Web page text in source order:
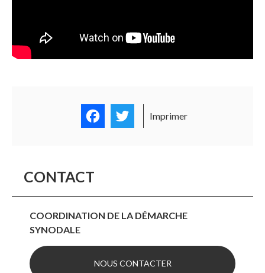
FacebookTwitter
Imprimer
CONTACT
COORDINATION DE LA DÉMARCHE
SYNODALE
NOUS CONTACTER